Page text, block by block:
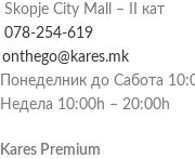
Skopje City Mall – II кат
078-254-619
onthego@kares.mk
Понеделник до Сабота
Недела 10:00h – 20:00h
Kares Premium